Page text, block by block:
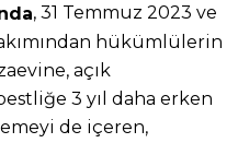
, 31 Temmuz 2023 ve
hükümlülerin
açık
3 yıl daha erken
de içeren,